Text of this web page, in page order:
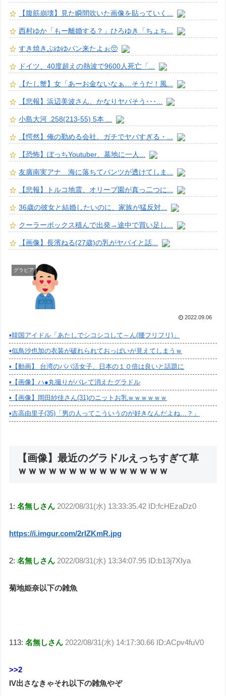
【腹筋崩壊】見た瞬間吹いた画像を貼っていく...
西村ゆか「もー離婚する？」ひろゆき「ちょち...
すき焼きぷゆゆパン来たよぉ🥺
ドイツ、40度超えの熱波で9600人死亡「...
【たし蟹】女「あーお金ないなぁ…そうだ！風...
【悲報】浜辺美波さん、かなりヤバそう･･･...
小島大河 .258(213-55) 5本 ...
【愕然】俺の勤める会社、ガチでヤバすぎる・...
【恐怖】ぼっちYoutuber、墓地に一人...
友廣南実アナ 海に落ちてパンツが透けてしま...
【悲報】トルコ地震、オリーブ園が真っ二つに...
36歳の彼女と結婚したいのに、家族が猛反対...
クーラーボックス積んで出発→途中で買い足し...
【画像】長濱ねる(27歳)の乳がヤバイと話...
グラビア
2022.09.06
▪️韓国アイドル「あたしでシコシコして～ん(腰フリフリ)」
▪️似鳥沙也加の衣装が破れられておっぱいが見えてしまうｗ
▪️【動画】 台湾のパパ活女子、日本の１０倍は良いと話題に
▪️【画像】ハ●丸撮りがバレて消えたグラドル
▪️【画像】岡田紗佳さん(31)のニットお乳ｗｗｗｗｗｗ
▪️吉高由里子(35)「男の人ってこういうのが好きなんだよね…？」
【画像】最近のグラドルえっちすぎて草
ｗｗｗｗｗｗｗｗｗｗｗｗｗｗｗ
1:名無しさん 2022/08/31(水) 13:33:35.42 ID:fcHEzaDz0
https://i.imgur.com/2rlZKmR.jpg
2:名無しさん 2022/08/31(水) 13:34:07.95 ID:b13j7XIya
菊地姫奈以下の雑魚
113:名無しさん 2022/08/31(水) 14:17:30.66 ID:ACpv4fuV0
>>2
IV出さなきゃそれ以下の雑魚やぞ